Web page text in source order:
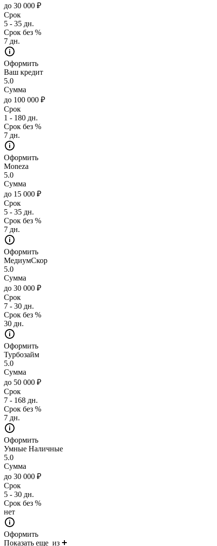
до 30 000 ₽
Срок
5 - 35 дн.
Срок без %
7 дн.
Оформить
Ваш кредит
5.0
Сумма
до 100 000 ₽
Срок
1 - 180 дн.
Срок без %
7 дн.
Оформить
Moneza
5.0
Сумма
до 15 000 ₽
Срок
5 - 35 дн.
Срок без %
7 дн.
Оформить
МедиумСкор
5.0
Сумма
до 30 000 ₽
Срок
7 - 30 дн.
Срок без %
30 дн.
Оформить
Турбозайм
5.0
Сумма
до 50 000 ₽
Срок
7 - 168 дн.
Срок без %
7 дн.
Оформить
Умные Наличные
5.0
Сумма
до 30 000 ₽
Срок
5 - 30 дн.
Срок без %
нет
Оформить
Показать еще из